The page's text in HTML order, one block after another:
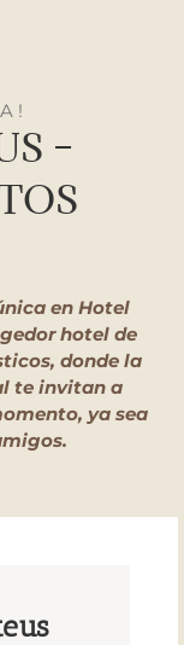
–
en Hotel
hotel de
donde la
te invitan a
ya sea